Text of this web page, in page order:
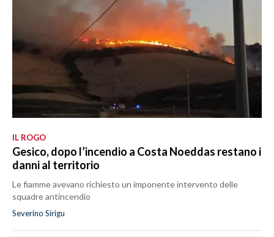
IL ROGO
Gesico, dopo l’incendio a Costa Noeddas restano i
danni al territorio
Le fiamme avevano richiesto un imponente intervento delle
squadre antincendio
Severino Sirigu